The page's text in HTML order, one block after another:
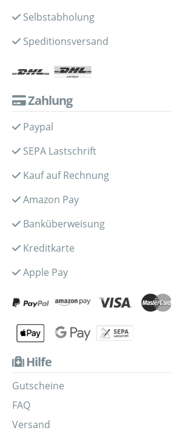
Selbstabholung
Speditionsversand
Zahlung
Paypal
SEPA Lastschrift
Kauf auf Rechnung
Amazon Pay
Banküberweisung
Kreditkarte
Apple Pay
Hilfe
Gutscheine
FAQ
Versand